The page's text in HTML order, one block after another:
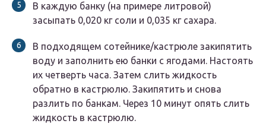
В каждую банку (на примере литровой)
засыпать 0,020 кг соли и 0,035 кг сахара.
В подходящем сотейнике/кастрюле закипятить
воду и заполнить ею банки с ягодами. Настоять
их четверть часа. Затем слить жидкость
обратно в кастрюлю. Закипятить и снова
разлить по банкам. Через 10 минут опять слить
жидкость в кастрюлю.